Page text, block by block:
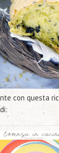
con questa